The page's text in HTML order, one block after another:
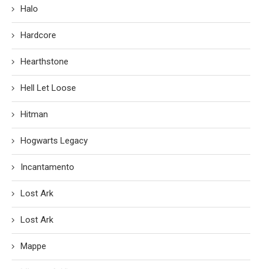
Halo
Hardcore
Hearthstone
Hell Let Loose
Hitman
Hogwarts Legacy
Incantamento
Lost Ark
Lost Ark
Mappe